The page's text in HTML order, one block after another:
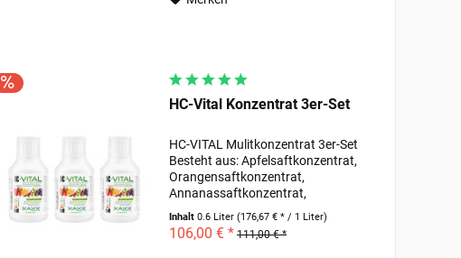
HC-Vital Konzentrat 3er-Set
HC-VITAL Mulitkonzentrat 3er-Set
Besteht aus: Apfelsaftkonzentrat,
Orangensaftkonzentrat,
Annanassaftkonzentrat,
Topinambur- saftkonzentrat,
Tomatensaftkonzentrat,
Aroniasaftkonzentrat, Rote
Inhalt0.6 Liter(176,67 € * / 1 Liter)
106,00 € * 111,00 € *